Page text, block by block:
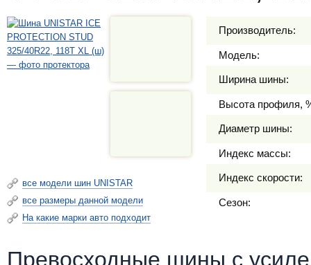
все модели шин UNISTAR
все размеры данной модели
На какие марки авто подходит
Производитель:
Модель:
Ширина шины:
Высота профиля,
Диаметр шины:
Индекс массы:
Индекс скорости:
Сезон:
Превосходные шины c